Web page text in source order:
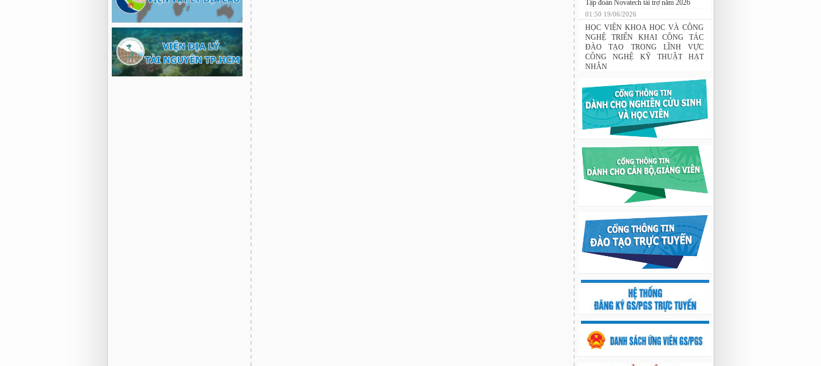
THÔNG BÁO: Xét duyệt học bổng do
Tập đoàn Novatech tài trợ năm 2026
01:50 19/06/2026
HỌC VIỆN KHOA HỌC VÀ CÔNG
NGHỆ TRIỂN KHAI CÔNG TÁC
ĐÀO TẠO TRONG LĨNH VỰC
CÔNG NGHỆ KỸ THUẬT HẠT
03:41 08/07/2026
GIAO LƯU TRAO ĐỔI HỌC THUẬT
GIỮA HỌC VIỆN KHOA HỌC VÀ
CÔNG NGHỆ VỚI TRƯỜNG ĐẠI
HỌC OSAKA, TRƯỜNG TRUNG
TRƯỜNG TRUNG HỌC PHỔ
THÔNG CHUYÊN KHOA HỌC TỰ
NHIÊN
02:22 23/07/2026
Nghiên cứu chế tạo hệ thống xác định
hướng vật thể độ chính xác cao dựa trên
từ kế và vật liệu biến hóa
9:33 sáng thứ hai, 03/08/2026